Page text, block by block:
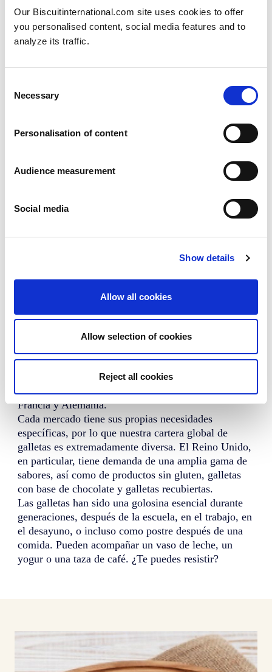
Our Biscuitinternational.com site uses cookies to offer
you personalised content, social media features and to
analyze its traffic.
Selection
Necessary
Personalisation of content
Audience measurement
Social media
Show details
Allow all cookies
Allow selection of cookies
Reject all cookies
Información sobre el
mercado y los consumidores
El mercado europeo de galletas representó 83.500
toneladas en 2021. El Reino Unido es el mayor
consumidor de galletas de Europa, seguido de
Francia y Alemania.
Cada mercado tiene sus propias necesidades
específicas, por lo que nuestra cartera global de
galletas es extremadamente diversa. El Reino Unido,
en particular, tiene demanda de una amplia gama de
sabores, así como de productos sin gluten, galletas
con base de chocolate y galletas recubiertas.
Las galletas han sido una golosina esencial durante
generaciones, después de la escuela, en el trabajo, en
el desayuno, o incluso como postre después de una
comida. Pueden acompañar un vaso de leche, un
yogur o una taza de café. ¿Te puedes resistir?